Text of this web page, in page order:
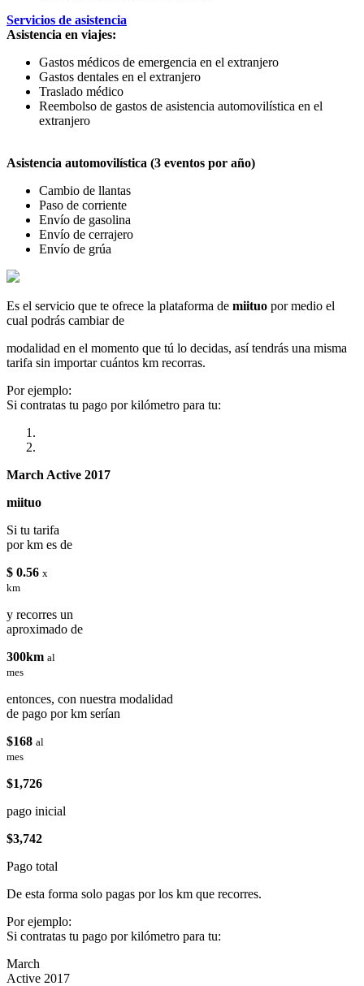
Servicios de asistencia
Asistencia en viajes:
Gastos médicos de emergencia en el extranjero
Gastos dentales en el extranjero
Traslado médico
Reembolso de gastos de asistencia automovilística en el
extranjero
Asistencia automovilística (3 eventos por año)
Cambio de llantas
Paso de corriente
Envío de gasolina
Envío de cerrajero
Envío de grúa
Es el servicio que te ofrece la plataforma de miituo por medio el
cual podrás cambiar de
modalidad en el momento que tú lo decidas, así tendrás una misma
tarifa sin importar cuántos km recorras.
Por ejemplo:
Si contratas tu pago por kilómetro para tu:
March Active 2017
miituo
Si tu tarifa
por km es de
$ 0.56 x
km
y recorres un
aproximado de
300km al
mes
entonces, con nuestra modalidad
de pago por km serían
$168 al
mes
$1,726
pago inicial
$3,742
Pago total
De esta forma solo pagas por los km que recorres.
Por ejemplo:
Si contratas tu pago por kilómetro para tu:
March
Active 2017